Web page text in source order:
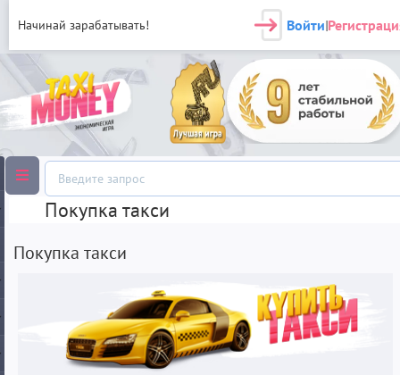
Начинай зарабатывать! Войти|
Покупка такси
Покупка такси